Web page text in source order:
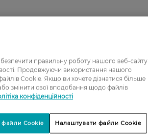
правильну роботу нашого веб-сайту
Продовжуючи використання нашого
Cookie. Якщо ви хочете дізнатися більше
змінити свої вподобання щодо файлів
конфіденційності
Налаштувати файли Cookie
файли Cookie